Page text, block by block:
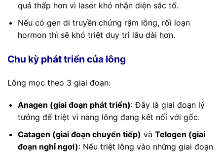
quả thấp hơn vì laser khó nhận diện sắc tố.
Nếu có gen di truyền chứng rậm lông, rối loạn
hormon thì sẽ khó triệt duy trì lâu dài hơn.
Chu kỳ phát triển của lông
Lông mọc theo 3 giai đoạn:
Anagen (giai đoạn phát triển): Đây là giai đoạn lý
tưởng để triệt vì nang lông đang kết nối với gốc.
Catagen (giai đoạn chuyển tiếp) và Telogen (giai
đoạn nghỉ ngơi): Nếu triệt lông vào những giai đoạn